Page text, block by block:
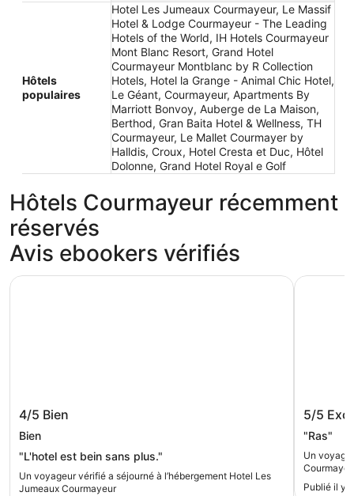
Hôtels
populaires
Hotel Les Jumeaux Courmayeur, Le Massif
Hotel & Lodge Courmayeur - The Leading
Hotels of the World, IH Hotels Courmayeur
Mont Blanc Resort, Grand Hotel
Courmayeur Montblanc by R Collection
Hotels, Hotel la Grange - Animal Chic Hotel,
Le Géant, Courmayeur, Apartments By
Marriott Bonvoy, Auberge de La Maison,
Berthod, Gran Baita Hotel & Wellness, TH
Courmayeur, Le Mallet Courmayer by
Halldis, Croux, Hotel Cresta et Duc, Hôtel
Dolonne, Grand Hotel Royal e Golf
Hôtels Courmayeur récemment
réservés
Avis ebookers vérifiés
Hotel Les Jumeaux Courmayeur
4/5 Bien
Bien
"L'hotel est bein sans plus."
Un voyageur vérifié a séjourné à l’hébergement Hotel Les
Jumeaux Courmayeur
Hotel Les Jumeaux Courmayeur
IH
Resort
5/5
"Ras"
Un
Publié il y
IH Hotels